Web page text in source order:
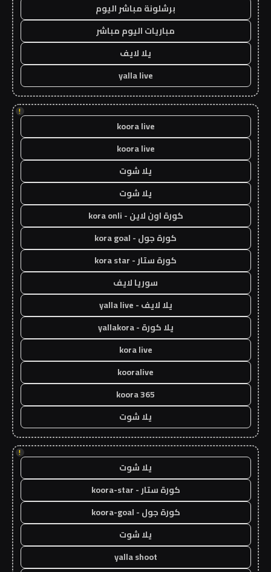
برشلونة مباشر اليوم
مباريات اليوم مباشر
يلا لايف
yalla live
!
koora live
koora live
يلا شوت
يلا شوت
كورة اون لاين - kora onli
كورة جول - kora goal
كورة ستار - kora star
سوريا لايف
يلا لايف - yalla live
يلا كورة - yallakora
kora live
kooralive
koora 365
يلا شوت
!
يلا شوت
كورة ستار - koora-star
كورة جول - koora-goal
يلا شوت
yalla shoot